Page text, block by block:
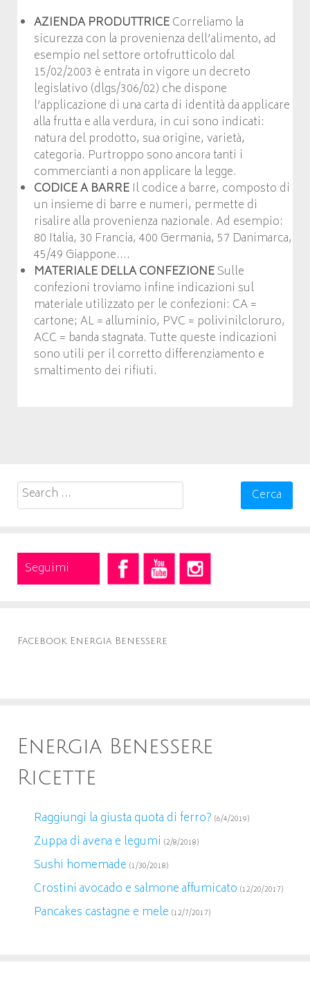
AZIENDA PRODUTTRICECorreliamo la
sicurezza con la provenienza dell’alimento, ad
esempio nel settore ortofrutticolo dal
15/02/2003 è entrata in vigore un decreto
legislativo (dlgs/306/02) che dispone
l’applicazione di una carta di identità da applicare
alla frutta e alla verdura, in cui sono indicati:
natura del prodotto, sua origine, varietà,
categoria. Purtroppo sono ancora tanti i
commercianti a non applicare la legge.
CODICE A BARRE Il codice a barre, composto di
un insieme di barre e numeri, permette di
risalire alla provenienza nazionale. Ad esempio:
80 Italia, 30 Francia, 400 Germania, 57 Danimarca,
45/49 Giappone….
MATERIALE DELLA CONFEZIONESulle
confezioni troviamo infine indicazioni sul
materiale utilizzato per le confezioni: CA =
cartone; AL = alluminio, PVC = polivinilcloruro,
ACC = banda stagnata. Tutte queste indicazioni
sono utili per il corretto differenziamento e
smaltimento dei rifiuti.
Search
for:
Seguimi
Facebook Energia Benessere
Energia Benessere
Ricette
Raggiungi la giusta quota di ferro? (6/4/2019)
Zuppa di avena e legumi (2/8/2018)
Sushi homemade (1/30/2018)
Crostini avocado e salmone affumicato (12/20/2017)
Pancakes castagne e mele (12/7/2017)